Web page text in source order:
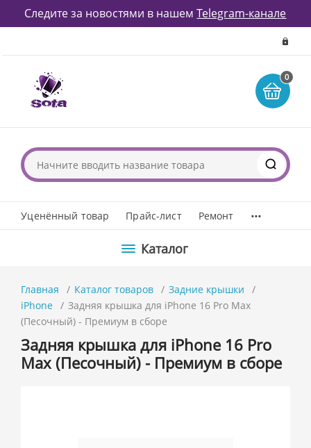
Следите за новостями в нашемTelegram-канале
0
Уценённый товар Прайс-лист Ремонт ...
Каталог
Главная Каталог товаров
Задние крышки
iPhone
Задняя крышка для iPhone 16 Pro Max
(Песочный) - Премиум в сборе
Задняя крышка для iPhone 16 Pro
Max (Песочный) - Премиум в сборе